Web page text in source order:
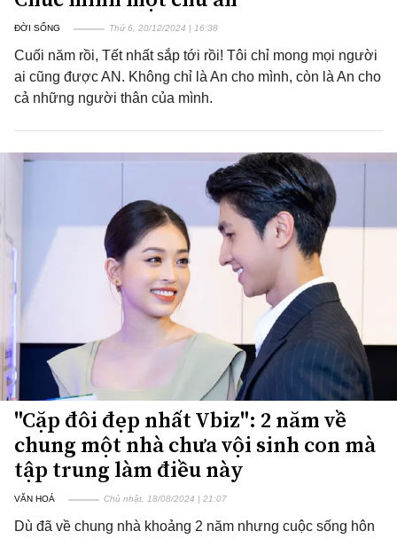
ĐỜI SỐNG Thứ 6, 20/12/2024 | 16:38
Cuối năm rồi, Tết nhất sắp tới rồi! Tôi chỉ mong mọi người
ai cũng được AN. Không chỉ là An cho mình, còn là An cho
cả những người thân của mình.
"Cặp đôi đẹp nhất Vbiz": 2 năm về
chung một nhà chưa vội sinh con mà
tập trung làm điều này
VĂN HOÁ Chủ nhật, 18/08/2024 | 21:07
Dù đã về chung nhà khoảng 2 năm nhưng cuộc sống hôn